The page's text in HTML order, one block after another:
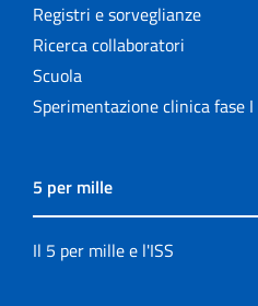
Registri e sorveglianze
Ricerca collaboratori
Scuola
Sperimentazione clinica fase I
5 per mille
Il 5 per mille e l'ISS